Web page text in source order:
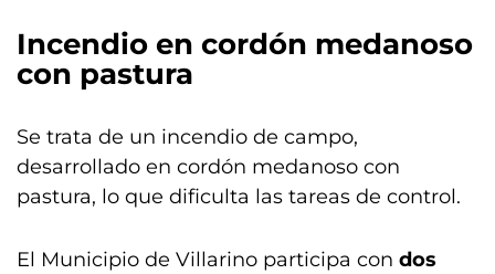
Incendio en cordón medanoso
con pastura
Se trata de un incendio de campo,
desarrollado en cordón medanoso con
pastura, lo que dificulta las tareas de control.
El Municipio de Villarino participa con dos